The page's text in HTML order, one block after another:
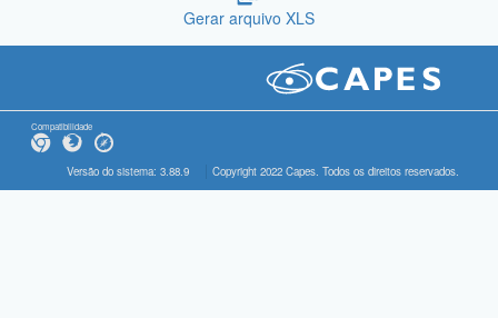
Gerar arquivo XLS
Compatibilidade
Versão do sistema: 3.88.9 Copyright 2022 Capes. Todos os direitos reservados.